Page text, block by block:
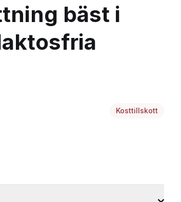
bäst i
Kosttillskott